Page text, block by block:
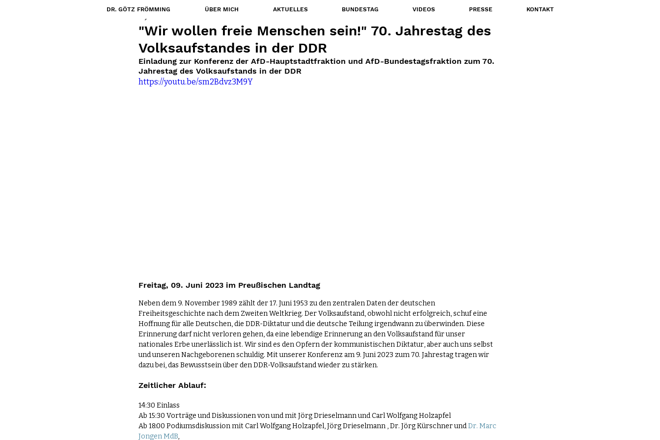
"Wir wollen freie Menschen sein!" 70. Jahrestag des
Volksaufstandes in der DDR
Einladung zur Konferenz der AfD-Hauptstadtfraktion und AfD-Bundestagsfraktion zum 70.
Jahrestag des Volksaufstands in der DDR
https://youtu.be/sm2Bdvz3M9Y
Freitag, 09. Juni 2023 im Preußischen Landtag
Neben dem 9. November 1989 zählt der 17. Juni 1953 zu den zentralen Daten der deutschen
Freiheitsgeschichte nach dem Zweiten Weltkrieg. Der Volksaufstand, obwohl nicht erfolgreich, schuf eine
Hoffnung für alle Deutschen, die DDR-Diktatur und die deutsche Teilung irgendwann zu überwinden. Diese
Erinnerung darf nicht verloren gehen, da eine lebendige Erinnerung an den Volksaufstand für unser
nationales Erbe unerlässlich ist. Wir sind es den Opfern der kommunistischen Diktatur, aber auch uns selbst
und unseren Nachgeborenen schuldig. Mit unserer Konferenz am 9. Juni 2023 zum 70. Jahrestag tragen wir
dazu bei, das Bewusstsein über den DDR-Volksaufstand wieder zu stärken.
Zeitlicher Ablauf:
14:30 Einlass
Ab 15:30 Vorträge und Diskussionen von und mit Jörg Drieselmann und Carl Wolfgang Holzapfel
Ab 18:00 Podiumsdiskussion mit Carl Wolfgang Holzapfel, Jörg Drieselmann , Dr. Jörg Kürschner und Dr. Marc
Jongen MdB,
DR. GÖTZ FRÖMMING ÜBER MICH AKTUELLES BUNDESTAG VIDEOS PRESSE KONTAKT